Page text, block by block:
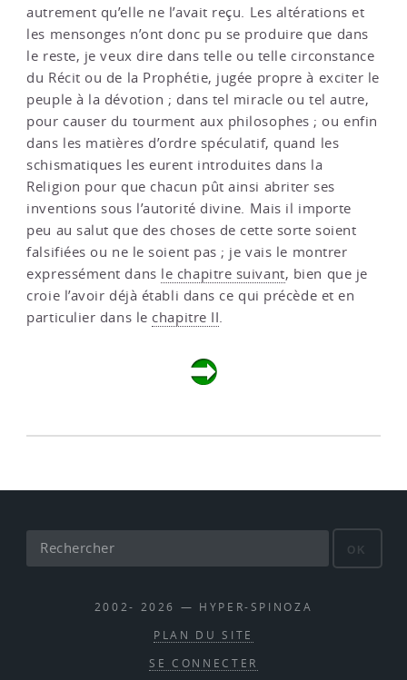
autrement qu’elle ne l’avait reçu. Les altérations et
les mensonges n’ont donc pu se produire que dans
le reste, je veux dire dans telle ou telle circonstance
du Récit ou de la Prophétie, jugée propre à exciter le
peuple à la dévotion ; dans tel miracle ou tel autre,
pour causer du tourment aux philosophes ; ou enfin
dans les matières d’ordre spéculatif, quand les
schismatiques les eurent introduites dans la
Religion pour que chacun pût ainsi abriter ses
inventions sous l’autorité divine. Mais il importe
peu au salut que des choses de cette sorte soient
falsifiées ou ne le soient pas ; je vais le montrer
expressément dans le chapitre suivant, bien que je
croie l’avoir déjà établi dans ce qui précède et en
particulier dans le chapitre II.
OK
2002- 2026 — HYPER-SPINOZA
PLAN DU SITE
SE CONNECTER